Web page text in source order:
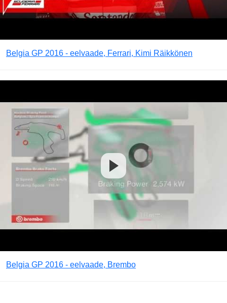
Belgia GP 2016 - eelvaade, Ferrari, Kimi Räikkönen
Belgia GP 2016 - eelvaade, Brembo